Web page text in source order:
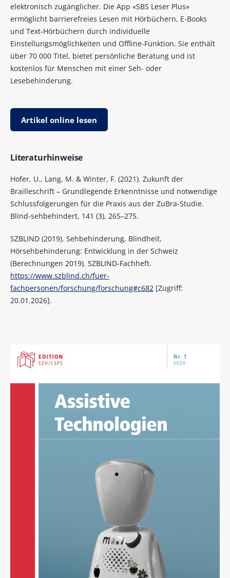
elektronisch zugänglicher. Die App «SBS Leser Plus»
ermöglicht barrierefreies Lesen mit Hörbüchern, E-Books
und Text-Hörbüchern durch individuelle
Einstellungsmöglichkeiten und Offline-Funktion. Sie enthält
über 70 000 Titel, bietet persönliche Beratung und ist
kostenlos für Menschen mit einer Seh- oder
Lesebehinderung.
Artikel online lesen
Literaturhinweise
Hofer, U., Lang, M. & Winter, F. (2021). Zukunft der
Brailleschrift – Grundlegende Erkenntnisse und notwendige
Schlussfolgerungen für die Praxis aus der ZuBra-Studie.
Blind-sehbehindert, 141 (3), 265–275.
SZBLIND (2019). Sehbehinderung, Blindheit,
Hörsehbehinderung: Entwicklung in der Schweiz
(Berechnungen 2019). SZBLIND-Fachheft.
https://www.szblind.ch/fuer-
fachpersonen/forschung/forschung#c682[Zugriff:
20.01.2026].